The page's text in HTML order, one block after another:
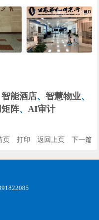
智能酒店、智慧物业、
阵、AI审计
页 打印 返回上页 下一篇